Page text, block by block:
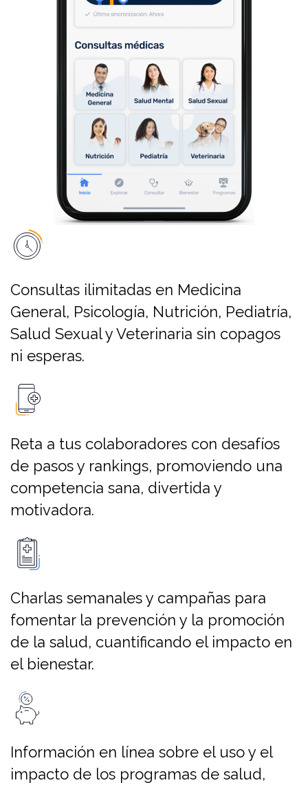
Consultas ilimitadas en Medicina
General, Psicología, Nutrición, Pediatría,
Salud Sexual y Veterinaria sin copagos
ni esperas.
Reta a tus colaboradores con desafíos
de pasos y rankings, promoviendo una
competencia sana, divertida y
motivadora.
Charlas semanales y campañas para
fomentar la prevención y la promoción
de la salud, cuantificando el impacto en
el bienestar.
Información en línea sobre el uso y el
impacto de los programas de salud,